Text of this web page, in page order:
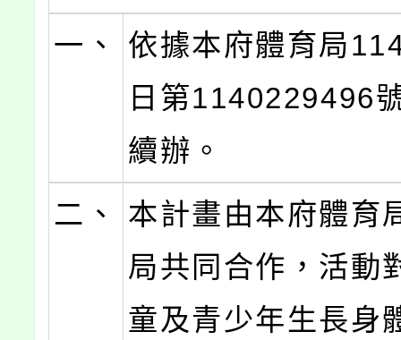
一、
依據本府體育局
日第1140229496
續辦。
二、
本計畫由本府體育
局共同合作，活動
童及青少年生長身